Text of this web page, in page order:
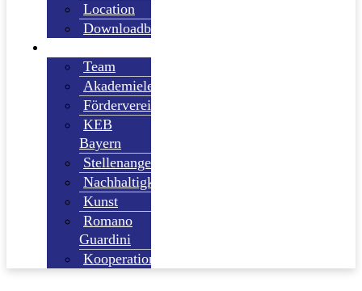
Location
Downloadbereich
Team
Akademieleitung
Förderverein
KEB
Bayern
Stellenangebote
Nachhaltigkeit
Kunst
Romano
Guardini
Kooperationspartner